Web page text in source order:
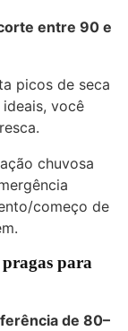
entre 90 e
picos de seca
você
chuvosa
começo de
para
de 80–